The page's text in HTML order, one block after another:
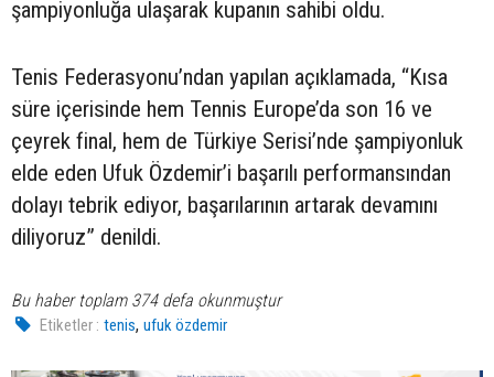
şampiyonluğa ulaşarak kupanın sahibi oldu.
Tenis Federasyonu’ndan yapılan açıklamada, “Kısa
süre içerisinde hem Tennis Europe’da son 16 ve
çeyrek final, hem de Türkiye Serisi’nde şampiyonluk
elde eden Ufuk Özdemir’i başarılı performansından
dolayı tebrik ediyor, başarılarının artarak devamını
diliyoruz” denildi.
Bu haber toplam 374 defa okunmuştur
Etiketler : tenis,ufuk özdemir